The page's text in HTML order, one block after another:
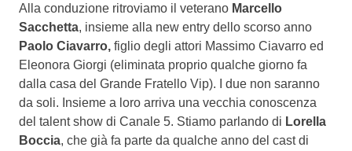
Alla conduzione ritroviamo il veterano Marcello
Sacchetta, insieme alla new entry dello scorso anno
Paolo Ciavarro, figlio degli attori Massimo Ciavarro ed
Eleonora Giorgi (eliminata proprio qualche giorno fa
dalla casa del Grande Fratello Vip). I due non saranno
da soli. Insieme a loro arriva una vecchia conoscenza
del talent show di Canale 5. Stiamo parlando di Lorella
Boccia, che già fa parte da qualche anno del cast di